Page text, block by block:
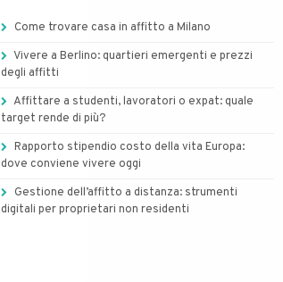
Come trovare casa in affitto a Milano
Vivere a Berlino: quartieri emergenti e prezzi
degli affitti
Affittare a studenti, lavoratori o expat: quale
target rende di più?
Rapporto stipendio costo della vita Europa:
dove conviene vivere oggi
Gestione dell’affitto a distanza: strumenti
digitali per proprietari non residenti